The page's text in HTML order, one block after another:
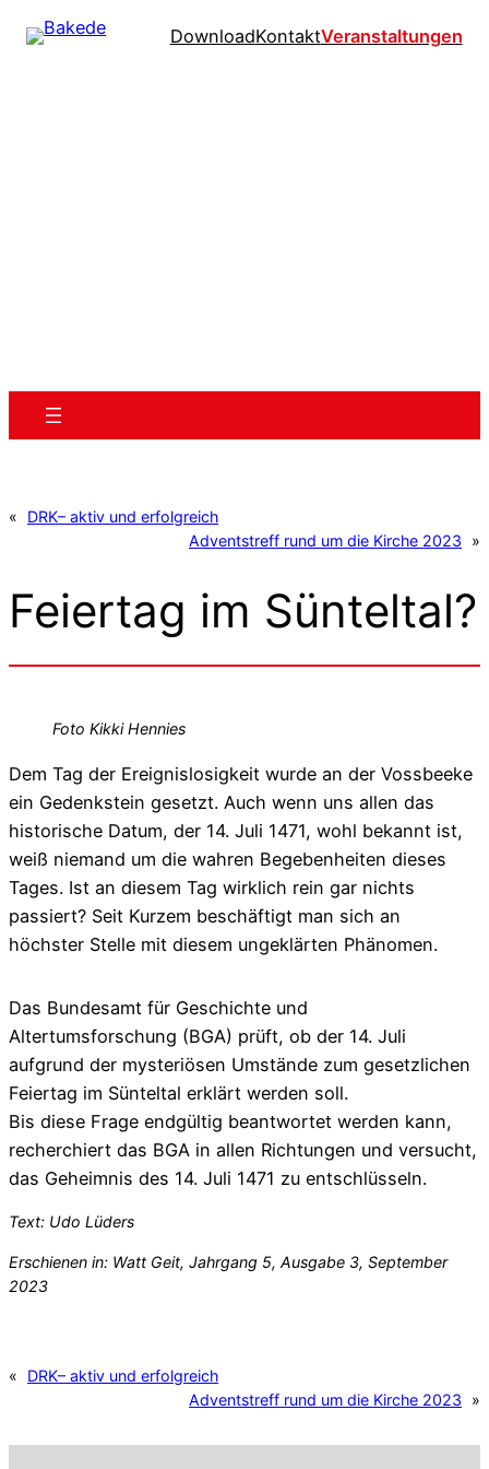
DownloadKontaktVeranstaltungen
«
DRK– aktiv und erfolgreich
Adventstreff rund um die Kirche 2023
»
Feiertag im Sünteltal?
Foto Kikki Hennies
Dem Tag der Ereignislosigkeit wurde an der Vossbeeke
ein Gedenkstein gesetzt. Auch wenn uns allen das
historische Datum, der 14. Juli 1471, wohl bekannt ist,
weiß niemand um die wahren Begebenheiten dieses
Tages. Ist an diesem Tag wirklich rein gar nichts
passiert? Seit Kurzem beschäftigt man sich an
höchster Stelle mit diesem ungeklärten Phänomen.
Das Bundesamt für Geschichte und
Altertumsforschung (BGA) prüft, ob der 14. Juli
aufgrund der mysteriösen Umstände zum gesetzlichen
Feiertag im Sünteltal erklärt werden soll.
Bis diese Frage endgültig beantwortet werden kann,
recherchiert das BGA in allen Richtungen und versucht,
das Geheimnis des 14. Juli 1471 zu entschlüsseln.
Text: Udo Lüders
Erschienen in: Watt Geit, Jahrgang 5, Ausgabe 3, September
2023
«
DRK– aktiv und erfolgreich
Adventstreff rund um die Kirche 2023
»